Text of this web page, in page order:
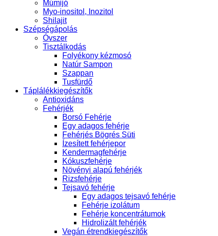
Múmijó
Myo-inositol, Inozitol
Shilajit
Szépségápolás
Óvszer
Tisztálkodás
Folyékony kézmosó
Natúr Sampon
Szappan
Tusfürdő
Táplálékkiegészítők
Antioxidáns
Fehérjék
Borsó Fehérje
Egy adagos fehérje
Fehérjés Bögrés Süti
Ízesített fehérjepor
Kendermagfehérje
Kókuszfehérje
Növényi alapú fehérjék
Rizsfehérje
Tejsavó fehérje
Egy adagos tejsavó fehérje
Fehérje izolátum
Fehérje koncentrátumok
Hidrolizált fehérjék
Vegán étrendkiegészítők